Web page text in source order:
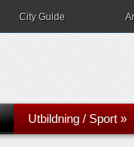
City Guide
Utbildning / Sport »